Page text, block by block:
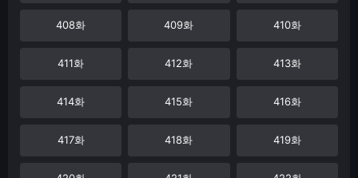
408화 409화 410화
411화 412화 413화
414화 415화 416화
417화 418화 419화